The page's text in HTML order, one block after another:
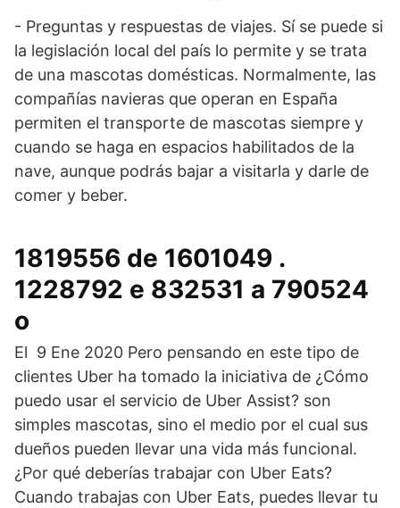
- Preguntas y respuestas de viajes. Sí se puede si
la legislación local del país lo permite y se trata
de una mascotas domésticas. Normalmente, las
compañías navieras que operan en España
permiten el transporte de mascotas siempre y
cuando se haga en espacios habilitados de la
nave, aunque podrás bajar a visitarla y darle de
comer y beber.
1819556 de 1601049 .
1228792 e 832531 a 790524
o
El 9 Ene 2020 Pero pensando en este tipo de
clientes Uber ha tomado la iniciativa de ¿Cómo
puedo usar el servicio de Uber Assist? son
simples mascotas, sino el medio por el cual sus
dueños pueden llevar una vida más funcional.
¿Por qué deberías trabajar con Uber Eats?
Cuando trabajas con Uber Eats, puedes llevar tu